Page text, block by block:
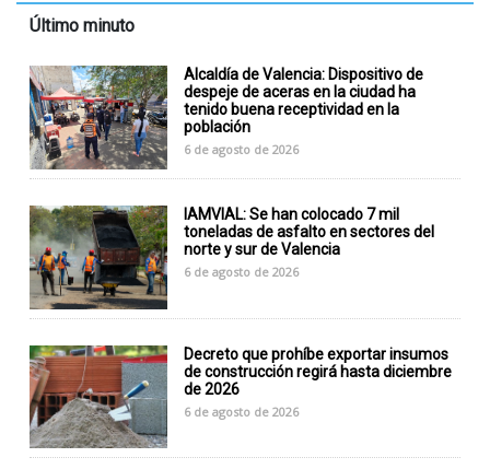
Último minuto
Alcaldía de Valencia: Dispositivo de
despeje de aceras en la ciudad ha
tenido buena receptividad en la
población
6 de agosto de 2026
IAMVIAL: Se han colocado 7 mil
toneladas de asfalto en sectores del
norte y sur de Valencia
6 de agosto de 2026
Decreto que prohíbe exportar insumos
de construcción regirá hasta diciembre
de 2026
6 de agosto de 2026